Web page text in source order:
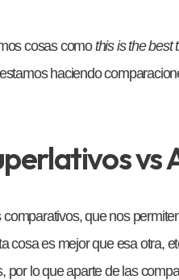
cosas comothis is the best
haciendo
comparativos, que nos
cosa es mejor que esa otra,
por lo que aparte de las